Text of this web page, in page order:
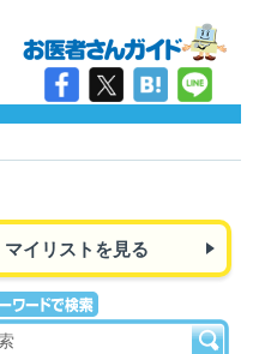
マイリストを見る